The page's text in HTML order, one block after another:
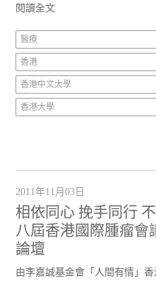
閱讀全文
醫療
香港
香港中文大學
香港大學
2011年11月03日
相依同心 挽手同行
八屆香港國際腫瘤會
論壇
由李嘉誠基金會「人間有情」